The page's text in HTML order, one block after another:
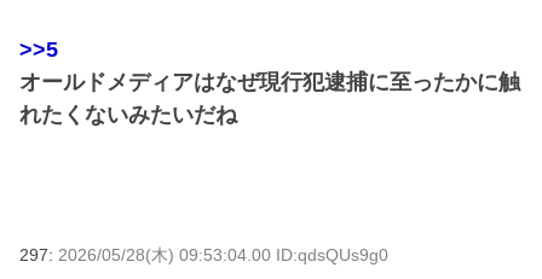
>>5
オールドメディアはなぜ現行犯逮捕に至ったかに触
れたくないみたいだね
297: 2026/05/28(木) 09:53:04.00 ID:qdsQUs9g0